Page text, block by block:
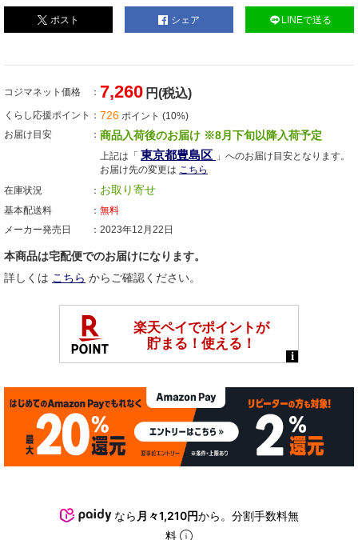
ポスト シェア LINEで送る
コジマネット価格 7,260 円(税込)
くらし応援ポイント 726 ポイント (10%)
お届け目安
商品入荷後のお届け ※8月下旬以降入荷予定
上記は「 東京都豊島区 」へのお届け目安となります。
お届け先の変更は こちら
在庫状況
お取り寄せ
基本配送料
無料
メーカー発売日
2023年12月22日
本商品は宅配便でのお届けになります。
詳しくは こちら からご確認ください。
なら 月々1,210円から。分割手数料無
料